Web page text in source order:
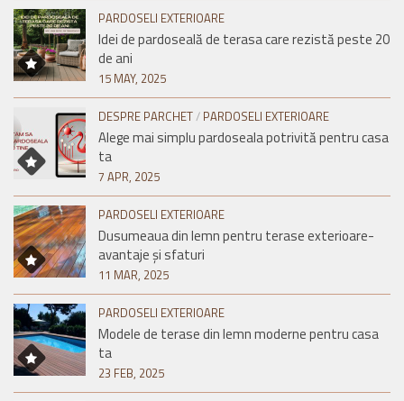
PARDOSELI EXTERIOARE
Idei de pardoseală de terasa care rezistă peste 20
de ani
15 MAY, 2025
DESPRE PARCHET/ PARDOSELI EXTERIOARE
Alege mai simplu pardoseala potrivită pentru casa
ta
7 APR, 2025
PARDOSELI EXTERIOARE
Dusumeaua din lemn pentru terase exterioare-
avantaje și sfaturi
11 MAR, 2025
PARDOSELI EXTERIOARE
Modele de terase din lemn moderne pentru casa
ta
23 FEB, 2025